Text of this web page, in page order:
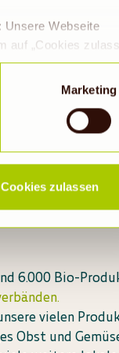
Unsere Webseite
auf „Cookies
GVO eingewilligt,
Land mit einem
Risiko, dass die
Marketing
Cookies zulassen
über
6.000 Bio-
vielen
Obst und